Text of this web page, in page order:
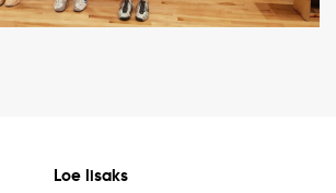
Loe lisaks